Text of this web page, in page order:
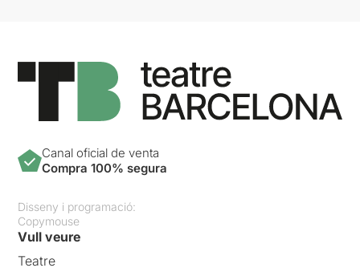
Canal oficial de venta
Compra 100% segura
Disseny i programació:
Copymouse
Vull veure
Teatre